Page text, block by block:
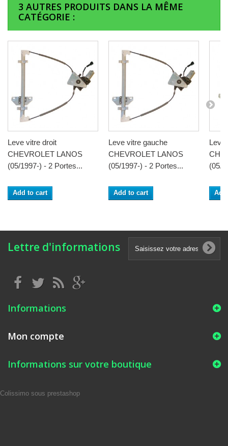
3 AUTRES PRODUITS DANS LA MÊME
CATÉGORIE :
Leve vitre droit
CHEVROLET LANOS
(05/1997-) - 2 Portes...
Add to cart
Leve vitre gauche
CHEVROLET LANOS
(05/1997-) - 2 Portes...
Add to cart
Leve
(05/
Lettre d'informations
Informations
Mon compte
Informations sur votre boutique
Colissimo sous prestashop